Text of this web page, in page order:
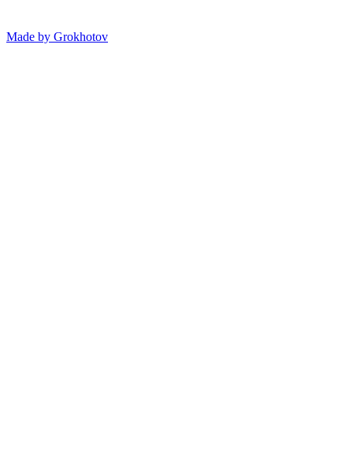
Made by Grokhotov